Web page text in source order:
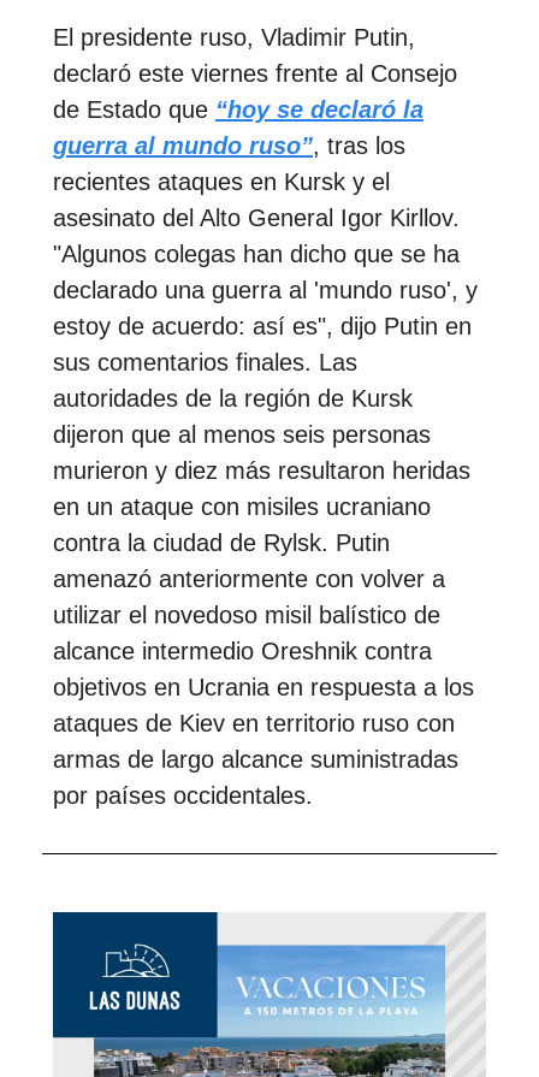
El presidente ruso, Vladimir Putin,
declaró este viernes frente al Consejo
de Estado que “hoy se declaró la
guerra al mundo ruso”, tras los
recientes ataques en Kursk y el
asesinato del Alto General Igor Kirllov.
"Algunos colegas han dicho que se ha
declarado una guerra al 'mundo ruso', y
estoy de acuerdo: así es", dijo Putin en
sus comentarios finales. Las
autoridades de la región de Kursk
dijeron que al menos seis personas
murieron y diez más resultaron heridas
en un ataque con misiles ucraniano
contra la ciudad de Rylsk. Putin
amenazó anteriormente con volver a
utilizar el novedoso misil balístico de
alcance intermedio Oreshnik contra
objetivos en Ucrania en respuesta a los
ataques de Kiev en territorio ruso con
armas de largo alcance suministradas
por países occidentales.